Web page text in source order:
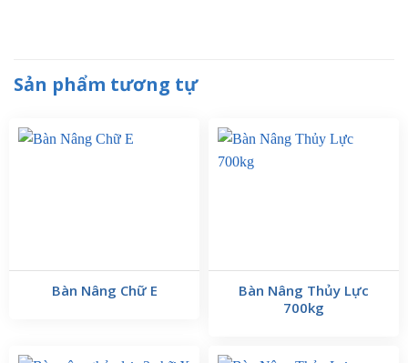
Sản phẩm tương tự
Bàn Nâng Chữ E
Bàn Nâng Thủy Lực
700kg